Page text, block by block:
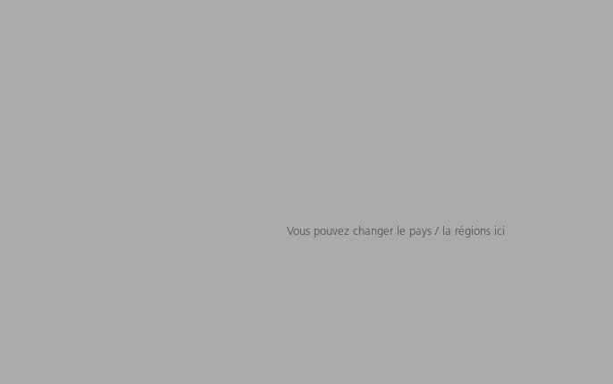
Vous pouvez changer le pays / la régions ici